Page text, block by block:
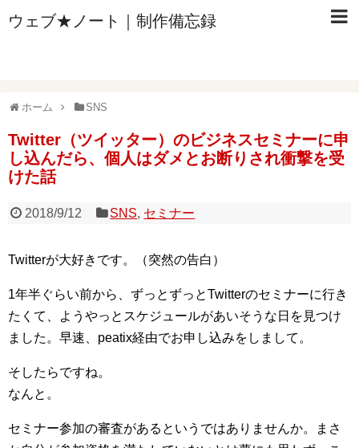
ウェブ★ノート｜制作備忘録
ホーム SNS
Twitter（ツイッター）のビジネスセミナーに申
し込んだら、個人はダメとお断りされ衝撃を受
けた話
2018/9/12 SNS, セミナー
Twitterが大好きです。（突然の告白）
1年半ぐらい前から、ずっとずっとTwitterのセミナーに行き
たくて、ようやっとスケジュールがあいそうな日を見つけ
ました。早速、peatix経由でお申し込みをしまして。
そしたらですね。
なんと。
セミナー参加の審査があるというではありませんか。まさ